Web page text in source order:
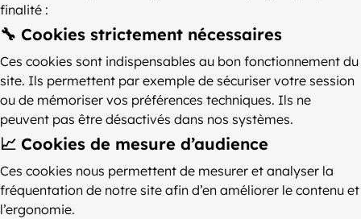
finalité :
🔧 Cookies strictement nécessaires
Ces cookies sont indispensables au bon fonctionnement du
site. Ils permettent par exemple de sécuriser votre session
ou de mémoriser vos préférences techniques. Ils ne
peuvent pas être désactivés dans nos systèmes.
📈 Cookies de mesure d’audience
Ces cookies nous permettent de mesurer et analyser la
fréquentation de notre site afin d’en améliorer le contenu et
l’ergonomie.